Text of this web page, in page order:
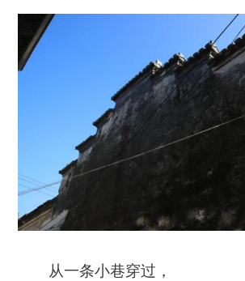
从一条小巷穿过，